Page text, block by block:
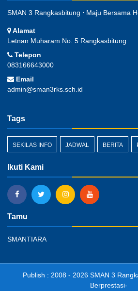
SMAN 3 Rangkasbitung ⋅ Maju Bersama
Alamat
Letnan Muharam No. 5 Rangkasbitung
Telepon
083166643000
Email
admin@sman3rks.sch.id
Tags
SEKILAS INFO JADWAL BERITA
Ikuti Kami
Tamu
SMANTIARA
Publish : 2008 - 2026 SMAN 3
Berprestasi-